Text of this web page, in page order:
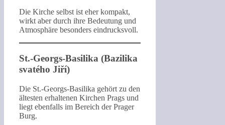
Die Kirche selbst ist eher kompakt,
wirkt aber durch ihre Bedeutung und
Atmosphäre besonders eindrucksvoll.
St.-Georgs-Basilika (Bazilika
svatého Jiří)
Die St.-Georgs-Basilika gehört zu den
ältesten erhaltenen Kirchen Prags und
liegt ebenfalls im Bereich der Prager
Burg.